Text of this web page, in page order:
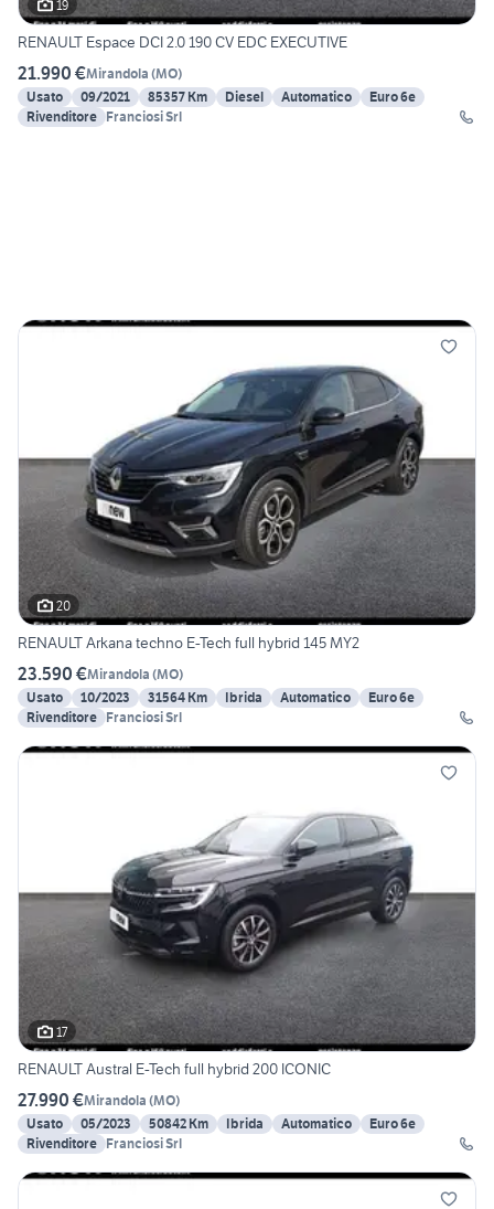
19
RENAULT Espace DCI 2.0 190 CV EDC EXECUTIVE
21.990 €Mirandola (MO)
Usato
09/2021 85357 Km Diesel Automatico
Euro 6e
Rivenditore Franciosi Srl
20
RENAULT Arkana techno E-Tech full hybrid 145 MY2
23.590 €Mirandola (MO)
Usato
10/2023 31564 Km Ibrida Automatico
Euro 6e
Rivenditore Franciosi Srl
17
RENAULT Austral E-Tech full hybrid 200 ICONIC
27.990 €Mirandola (MO)
Usato
05/2023 50842 Km Ibrida Automatico
Euro 6e
Rivenditore Franciosi Srl